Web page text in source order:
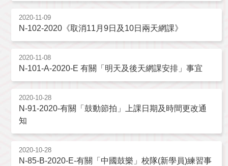
2020-11-09
N-102-2020《取消11月9日及10日兩天網課》
2020-11-08
N-101-A-2020-E 有關「明天及後天網課安排」事宜
2020-10-28
N-91-2020-有關「鼓動節拍」上課日期及時間更改通
知
2020-10-28
N-85-B-2020-E-有關「中國鼓樂」校隊(新學員)練習事